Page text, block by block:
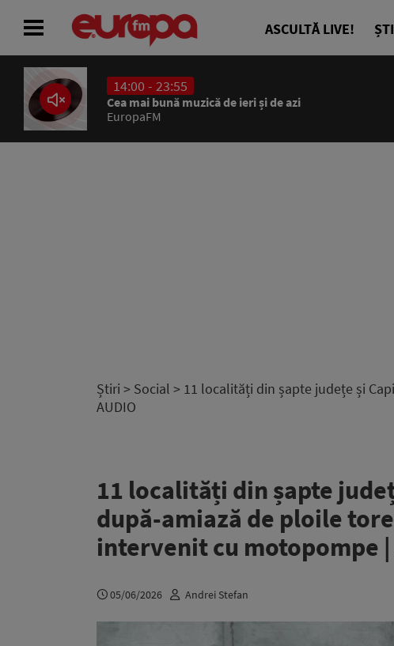
ASCULTĂ LIVE!
14:00 - 23:55
Cea mai bună muzică de ieri și de azi
EuropaFM
Știri > Social > 11 localități din șapte județe și
AUDIO
11 localități din șapte
după-amiază de ploile
intervenit cu motopompe |
05/06/2026 Andrei Stefan
ACASĂ
ȘTIRI